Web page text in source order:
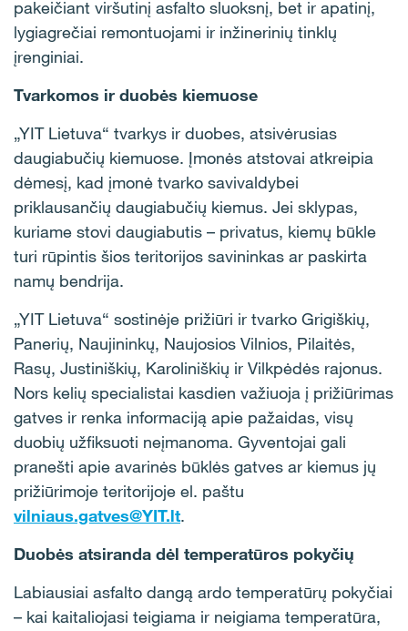
pakeičiant viršutinį asfalto sluoksnį, bet ir apatinį,
lygiagrečiai remontuojami ir inžinerinių tinklų
įrenginiai.
Tvarkomos ir duobės kiemuose
„YIT Lietuva“ tvarkys ir duobes, atsivėrusias
daugiabučių kiemuose. Įmonės atstovai atkreipia
dėmesį, kad įmonė tvarko savivaldybei
priklausančių daugiabučių kiemus. Jei sklypas,
kuriame stovi daugiabutis – privatus, kiemų būkle
turi rūpintis šios teritorijos savininkas ar paskirta
namų bendrija.
„YIT Lietuva“ sostinėje prižiūri ir tvarko Grigiškių,
Panerių, Naujininkų, Naujosios Vilnios, Pilaitės,
Rasų, Justiniškių, Karoliniškių ir Vilkpėdės rajonus.
Nors kelių specialistai kasdien važiuoja į prižiūrimas
gatves ir renka informaciją apie pažaidas, visų
duobių užfiksuoti neįmanoma. Gyventojai gali
pranešti apie avarinės būklės gatves ar kiemus jų
prižiūrimoje teritorijoje el. paštu
vilniaus.gatves@YIT.lt.
Duobės atsiranda dėl temperatūros pokyčių
Labiausiai asfalto dangą ardo temperatūrų pokyčiai
– kai kaitaliojasi teigiama ir neigiama temperatūra,